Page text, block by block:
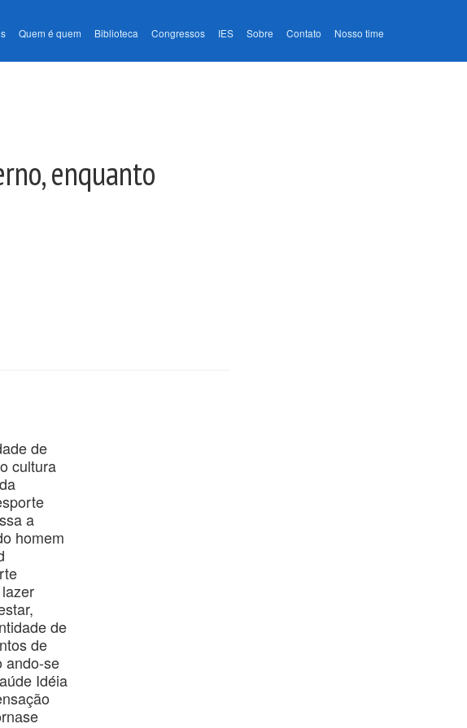
Quem é quem Biblioteca Congressos IES Sobre Contato Nosso time
enquanto
de
cultura
a
homem
de
de
ando-se
Idéia